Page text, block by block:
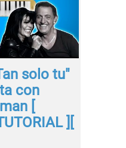
solo tu"
con
[
][